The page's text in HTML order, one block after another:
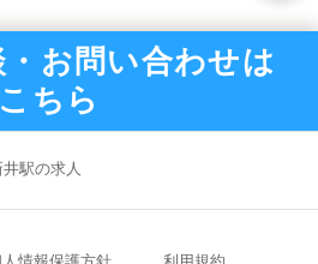
お問い合わせは
こちら
駅の求人